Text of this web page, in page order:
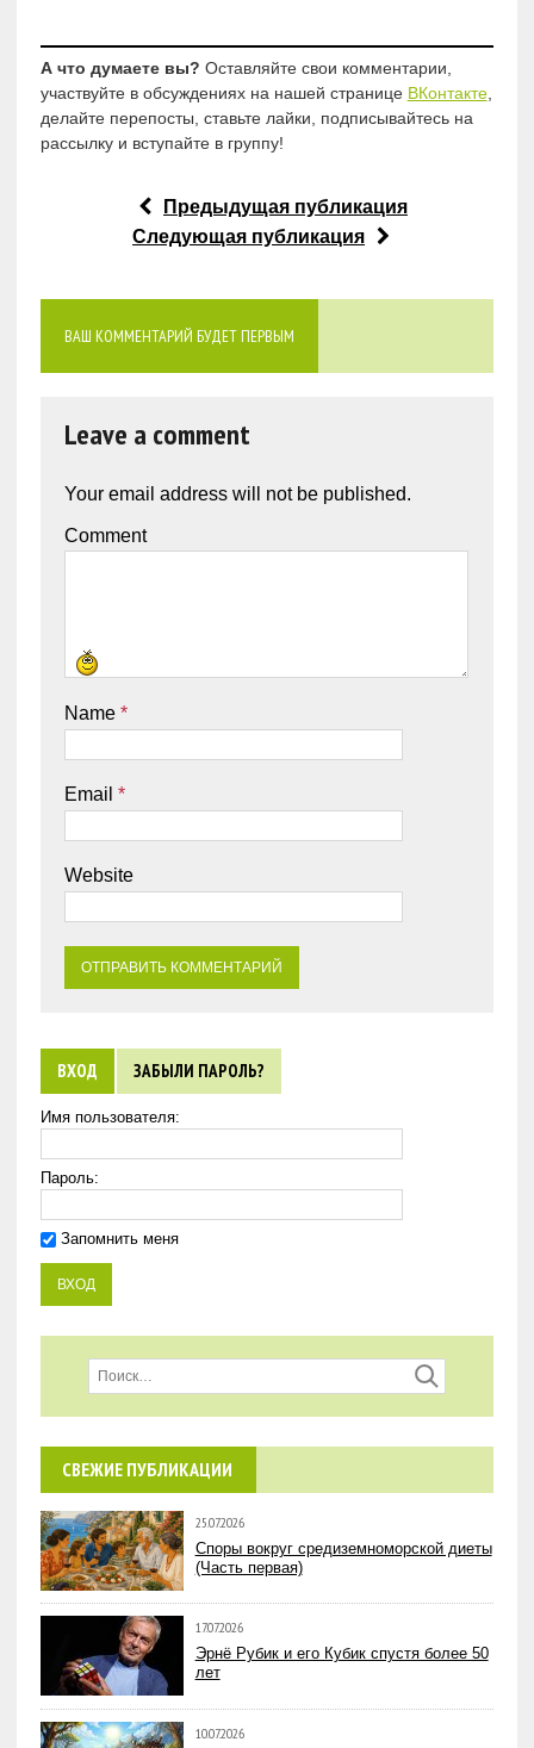
А что думаете вы? Оставляйте свои комментарии,
участвуйте в обсуждениях на нашей странице ВКонтакте,
делайте перепосты, ставьте лайки, подписывайтесь на
рассылку и вступайте в группу!
Предыдущая публикация
Следующая публикация
ВАШ КОММЕНТАРИЙ БУДЕТ ПЕРВЫМ
Leave a comment
Your email address will not be published.
Comment
Name *
Email *
Website
ВХОД ЗАБЫЛИ ПАРОЛЬ?
Имя пользователя:
Пароль:
Запомнить меня
СВЕЖИЕ ПУБЛИКАЦИИ
25.07.2026
Споры вокруг средиземноморской диеты
(Часть первая)
17.07.2026
Эрнё Рубик и его Кубик спустя более 50
лет
10.07.2026